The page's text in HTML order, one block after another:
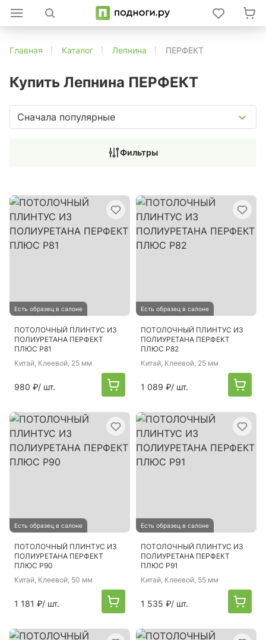
Главная Каталог Лепнина ПЕРФЕКТ
Купить Лепнина ПЕРФЕКТ
Сначала популярные
Фильтры
Есть образец в салоне
ПОТОЛОЧНЫЙ ПЛИНТУС ИЗ
ПОЛИУРЕТАНА ПЕРФЕКТ
ПЛЮС P81
Китай, Клеевой, 25 мм
980 ₽/ шт.
Есть образец в салоне
ПОТОЛОЧНЫЙ ПЛИНТУС ИЗ
ПОЛИУРЕТАНА ПЕРФЕКТ
ПЛЮС P82
Китай, Клеевой, 25 мм
1 089 ₽/ шт.
Есть образец в салоне
ПОТОЛОЧНЫЙ ПЛИНТУС ИЗ
ПОЛИУРЕТАНА ПЕРФЕКТ
ПЛЮС P90
Китай, Клеевой, 50 мм
1 181 ₽/ шт.
Есть образец в салоне
ПОТОЛОЧНЫЙ ПЛИНТУС ИЗ
ПОЛИУРЕТАНА ПЕРФЕКТ
ПЛЮС P91
Китай, Клеевой, 55 мм
1 535 ₽/ шт.